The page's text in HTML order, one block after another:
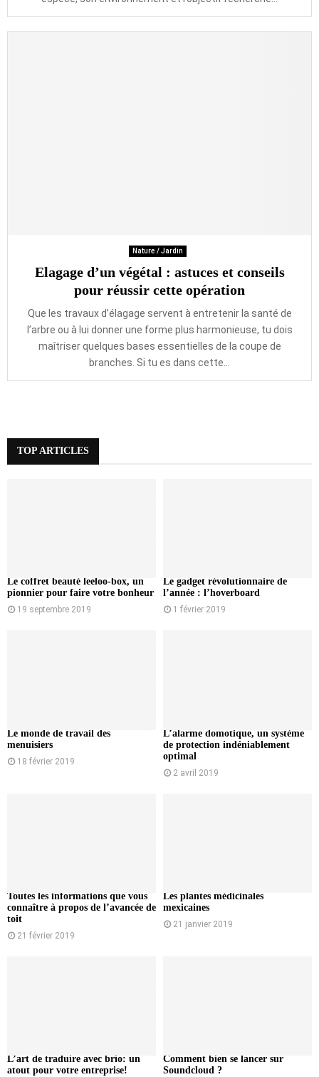
Nature / Jardin
Elagage d’un végétal : astuces et conseils
pour réussir cette opération
Que les travaux d’élagage servent à entretenir la santé de
l’arbre ou à lui donner une forme plus harmonieuse, tu dois
maîtriser quelques bases essentielles de la coupe de
branches. Si tu es dans cette...
TOP ARTICLES
Le coffret beauté leeloo-box, un
pionnier pour faire votre bonheur
19 septembre 2019
Le gadget révolutionnaire de
l’année : l’hoverboard
1 février 2019
Le monde de travail des
menuisiers
18 février 2019
L’alarme domotique, un système
de protection indéniablement
optimal
2 avril 2019
Toutes les informations que vous
connaître à propos de l’avancée de
toit
21 février 2019
Les plantes médicinales
mexicaines
21 janvier 2019
L’art de traduire avec brio: un
atout pour votre entreprise!
Comment bien se lancer sur
Soundcloud ?